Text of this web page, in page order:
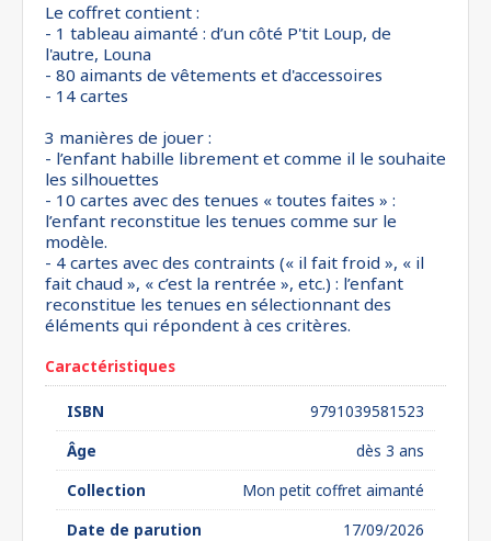
Le coffret contient :
- 1 tableau aimanté : d’un côté P'tit Loup, de
l'autre, Louna
- 80 aimants de vêtements et d'accessoires
- 14 cartes
3 manières de jouer :
- l’enfant habille librement et comme il le souhaite
les silhouettes
- 10 cartes avec des tenues « toutes faites » :
l’enfant reconstitue les tenues comme sur le
modèle.
- 4 cartes avec des contraints (« il fait froid », « il
fait chaud », « c’est la rentrée », etc.) : l’enfant
reconstitue les tenues en sélectionnant des
éléments qui répondent à ces critères.
Caractéristiques
ISBN
9791039581523
Âge
dès 3 ans
Collection
Mon petit coffret aimanté
Date de parution
17/09/2026